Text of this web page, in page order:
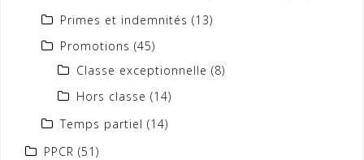
Primes et indemnités (13)
Promotions (45)
Classe exceptionnelle (8)
Hors classe (14)
Temps partiel (14)
PPCR (51)